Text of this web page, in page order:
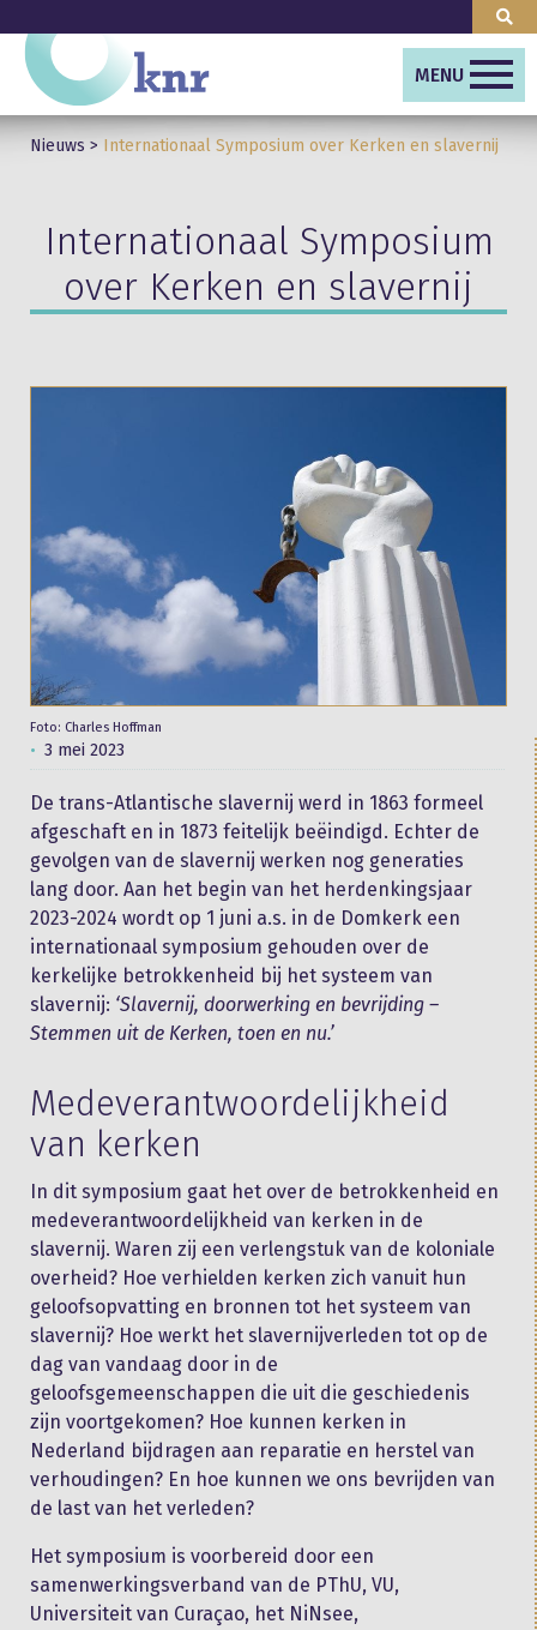
MENU
Nieuws > Internationaal Symposium over Kerken en slavernij
Internationaal Symposium
over Kerken en slavernij
Foto: Charles Hoffman
3 mei 2023
De trans-Atlantische slavernij werd in 1863 formeel
afgeschaft en in 1873 feitelijk beëindigd. Echter de
gevolgen van de slavernij werken nog generaties
lang door. Aan het begin van het herdenkingsjaar
2023-2024 wordt op 1 juni a.s. in de Domkerk een
internationaal symposium gehouden over de
kerkelijke betrokkenheid bij het systeem van
slavernij: ‘Slavernij, doorwerking en bevrijding –
Stemmen uit de Kerken, toen en nu.’
Medeverantwoordelijkheid
van kerken
In dit symposium gaat het over de betrokkenheid en
medeverantwoordelijkheid van kerken in de
slavernij. Waren zij een verlengstuk van de koloniale
overheid? Hoe verhielden kerken zich vanuit hun
geloofsopvatting en bronnen tot het systeem van
slavernij? Hoe werkt het slavernijverleden tot op de
dag van vandaag door in de
geloofsgemeenschappen die uit die geschiedenis
zijn voortgekomen? Hoe kunnen kerken in
Nederland bijdragen aan reparatie en herstel van
verhoudingen? En hoe kunnen we ons bevrijden van
de last van het verleden?
Het symposium is voorbereid door een
samenwerkingsverband van de PThU, VU,
Universiteit van Curaçao, het NiNsee,